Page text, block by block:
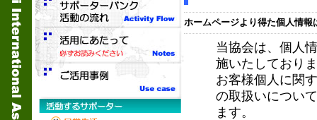
ホームページより得た個人情
当協会は、個人
施いたしており
お客様個人に関
の取扱いについ
ます。